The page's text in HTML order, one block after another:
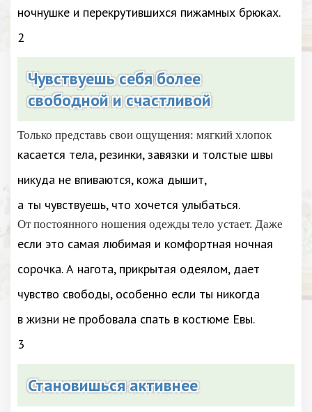
ночнушке и перекрутившихся пижамных брюках.
2
Чувствуешь себя более
свободной и счастливой
Только представь свои ощущения: мягкий хлопок
касается тела, резинки, завязки и толстые швы
никуда не впиваются, кожа дышит,
а ты чувствуешь, что хочется улыбаться.
От постоянного ношения одежды тело устает. Даже
если это самая любимая и комфортная ночная
сорочка. А нагота, прикрытая одеялом, дает
чувство свободы, особенно если ты никогда
в жизни не пробовала спать в костюме Евы.
3
Становишься активнее